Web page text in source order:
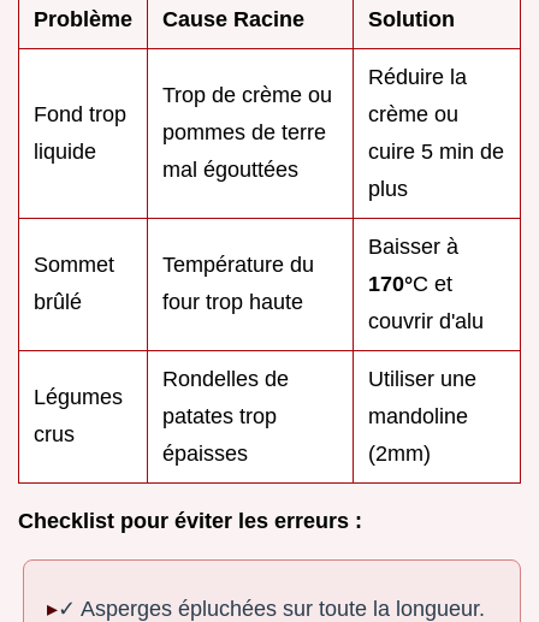
Problème Cause Racine Solution
Fond trop
liquide
Trop de crème ou
pommes de terre
mal égouttées
Réduire la
crème ou
cuire 5 min de
plus
Sommet
brûlé
Température du
four trop haute
Baisser à
170°C et
couvrir d'alu
Légumes
crus
Rondelles de
patates trop
épaisses
Utiliser une
mandoline
(2mm)
Checklist pour éviter les erreurs :
✓ Asperges épluchées sur toute la longueur.